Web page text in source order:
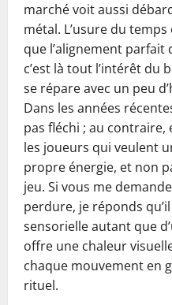
marché voit aussi
métal. L’usure du
que l’alignement parfait
c’est là tout l’intérêt du
se répare avec un peu
Dans les années
pas fléchi ; au contraire,
les joueurs qui veulent
propre énergie, et non
jeu. Si vous me
perdure, je réponds
sensorielle autant que
offre une chaleur
chaque mouvement en
rituel.